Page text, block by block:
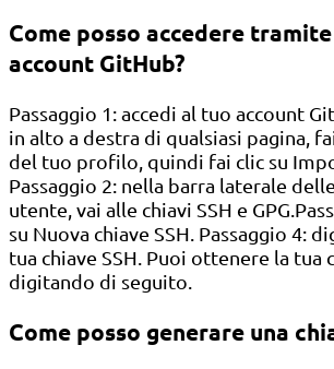
Come posso accedere tramite
account GitHub?
Passaggio 1: accedi al tuo account
in alto a destra di qualsiasi pagina,
del tuo profilo, quindi fai clic su
Passaggio 2: nella barra laterale
utente, vai alle chiavi SSH e
su Nuova chiave SSH. Passaggio 4:
tua chiave SSH. Puoi ottenere la tua
digitando di seguito.
Come posso generare una